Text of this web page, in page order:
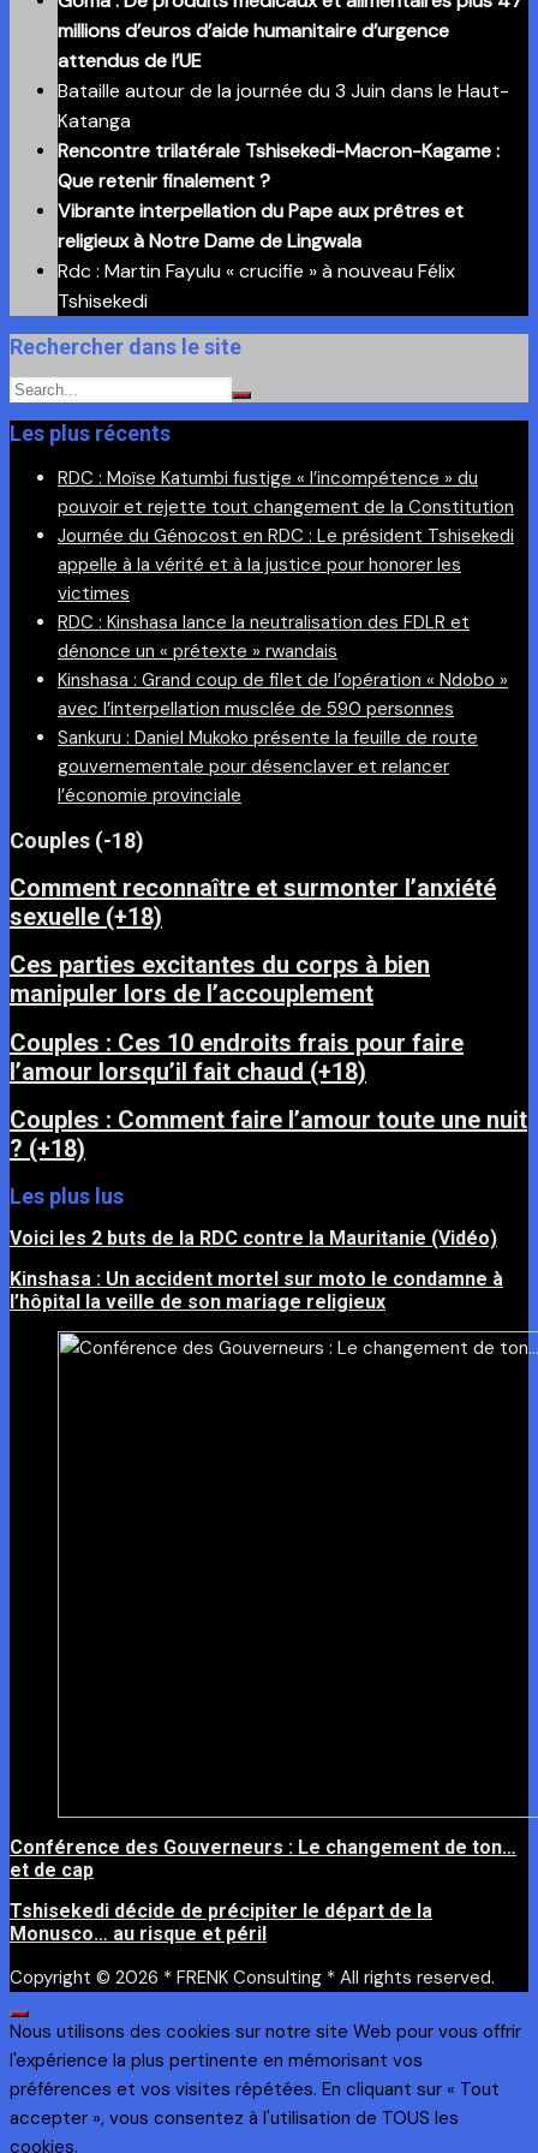
publications
millions d’euros d’aide humanitaire d’urgence
attendus de l’UE
Bataille autour de la journée du 3 Juin dans le Haut-
Katanga
Rencontre trilatérale Tshisekedi-Macron-Kagame :
Que retenir finalement ?
Vibrante interpellation du Pape aux prêtres et
religieux à Notre Dame de Lingwala
Rdc : Martin Fayulu « crucifie » à nouveau Félix
Tshisekedi
Rechercher dans le site
Les plus récents
RDC : Moïse Katumbi fustige « l’incompétence » du
pouvoir et rejette tout changement de la Constitution
Journée du Génocost en RDC : Le président Tshisekedi
appelle à la vérité et à la justice pour honorer les
victimes
RDC : Kinshasa lance la neutralisation des FDLR et
dénonce un « prétexte » rwandais
Kinshasa : Grand coup de filet de l’opération « Ndobo »
avec l’interpellation musclée de 590 personnes
Sankuru : Daniel Mukoko présente la feuille de route
gouvernementale pour désenclaver et relancer
l’économie provinciale
Couples (-18)
Comment reconnaître et surmonter l’anxiété
sexuelle (+18)
Ces parties excitantes du corps à bien
manipuler lors de l’accouplement
Couples : Ces 10 endroits frais pour faire
l’amour lorsqu’il fait chaud (+18)
Couples : Comment faire l’amour toute une nuit
? (+18)
Les plus lus
Voici les 2 buts de la RDC contre la Mauritanie (Vidéo)
Kinshasa : Un accident mortel sur moto le condamne à
l’hôpital la veille de son mariage religieux
Conférence des Gouverneurs : Le changement de ton…
et de cap
Tshisekedi décide de précipiter le départ de la
Monusco… au risque et péril
Copyright © 2026 * FRENK Consulting * All rights reserved.
Nous utilisons des cookies sur notre site Web pour vous offrir
l'expérience la plus pertinente en mémorisant vos
préférences et vos visites répétées. En cliquant sur « Tout
accepter », vous consentez à l'utilisation de TOUS les
cookies.